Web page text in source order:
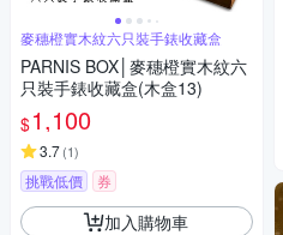
麥穗橙實木紋六只裝手錶收藏盒
PARNIS BOX│麥穗橙實木紋六
只裝手錶收藏盒(木盒13)
$1,100
3.7(1)
挑戰低價 券
加入購物車